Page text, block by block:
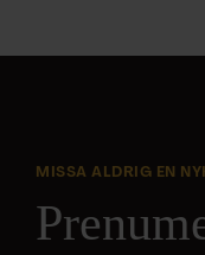
MISSA ALDRIG EN